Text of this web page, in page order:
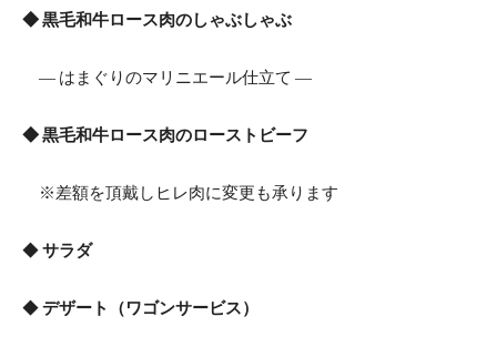
◆ 黒毛和牛ロース肉のしゃぶしゃぶ
― はまぐりのマリニエール仕立て ―
◆ 黒毛和牛ロース肉のローストビーフ
※差額を頂戴しヒレ肉に変更も承ります
◆サラダ
◆デザート（ワゴンサービス）